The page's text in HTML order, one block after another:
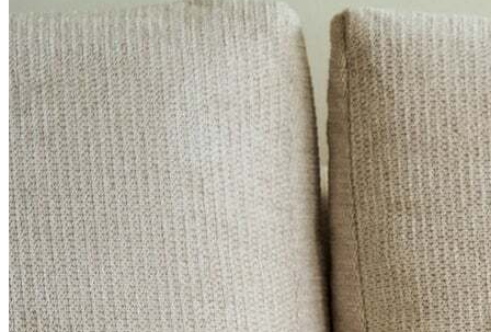
Reference·Brands og virksomheder
"Jeg bliver faktisk glad, hver gang jeg logger ind på Corpay One!"
Rikke Thomsen, Projektchef